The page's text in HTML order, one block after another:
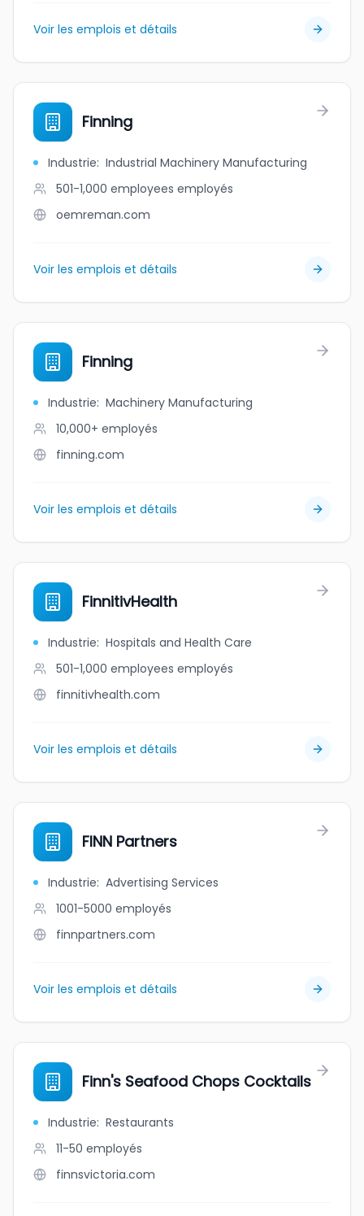
Voir les emplois et détails
Finning
Industrie: Industrial Machinery Manufacturing
501-1,000 employees employés
oemreman.com
Voir les emplois et détails
Finning
Industrie: Machinery Manufacturing
10,000+ employés
finning.com
Voir les emplois et détails
FinnitivHealth
Industrie: Hospitals and Health Care
501-1,000 employees employés
finnitivhealth.com
Voir les emplois et détails
FINN Partners
Industrie: Advertising Services
1001-5000 employés
finnpartners.com
Voir les emplois et détails
Finn's Seafood Chops Cocktails
Industrie: Restaurants
11-50 employés
finnsvictoria.com